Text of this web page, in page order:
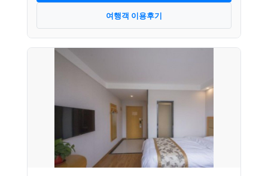
여행객 이용후기